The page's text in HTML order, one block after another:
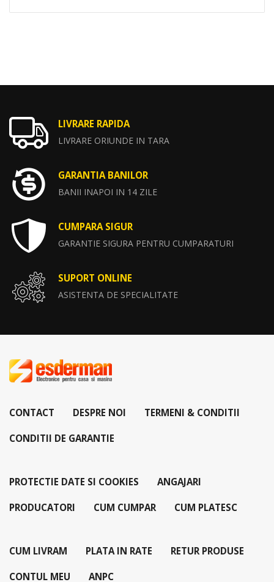
LIVRARE RAPIDA
LIVRARE ORIUNDE IN TARA
GARANTIA BANILOR
BANII INAPOI IN 14 ZILE
CUMPARA SIGUR
GARANTIE SIGURA PENTRU CUMPARATURI
SUPORT ONLINE
ASISTENTA DE SPECIALITATE
CONTACT DESPRE NOI TERMENI & CONDITII
CONDITII DE GARANTIE
PROTECTIE DATE SI COOKIES ANGAJARI
PRODUCATORI CUM CUMPAR CUM PLATESC
CUM LIVRAM PLATA IN RATE RETUR PRODUSE
CONTUL MEU ANPC